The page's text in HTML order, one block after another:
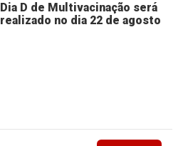
Dia D de Multivacinação será
realizado no dia 22 de agosto